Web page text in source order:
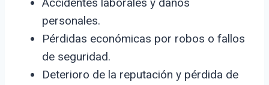
Accidentes laborales y daños
personales.
Pérdidas económicas por robos o fallos
de seguridad.
Deterioro de la reputación y pérdida de